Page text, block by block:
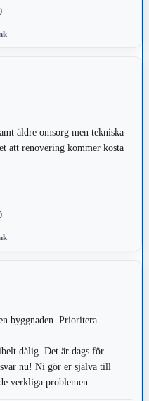
äldre omsorg men tekniska
att renovering kommer kosta
byggnaden. Prioritera
dålig. Det är dags för
nu! Ni gör er själva till
verkliga problemen.